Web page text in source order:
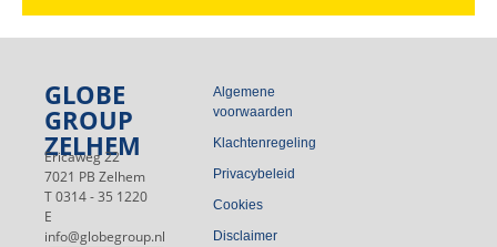
GLOBE
GROUP
ZELHEM
Ericaweg 22
7021 PB Zelhem
T 0314 - 35 1220
E
info@globegroup.nl
Algemene
voorwaarden
Klachtenregeling
Privacybeleid
Cookies
Disclaimer